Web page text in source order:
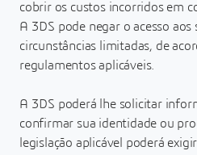
cobrir os custos incorridos em
A 3DS pode negar o acesso aos
circunstâncias limitadas, de
regulamentos aplicáveis.
A 3DS poderá lhe solicitar
confirmar sua identidade ou
legislação aplicável poderá